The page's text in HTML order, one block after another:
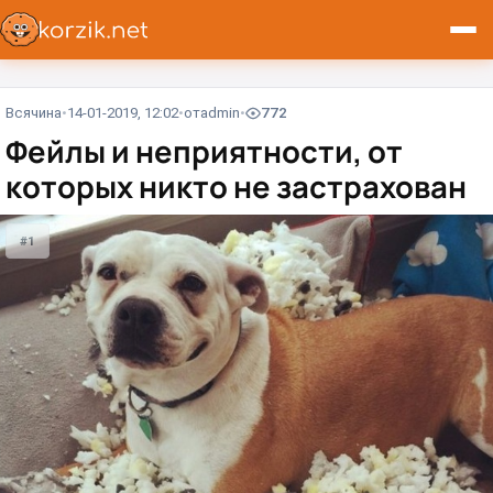
Всячина 14-01-2019, 12:02 отadmin 772
Фейлы и неприятности, от
которых никто не застрахован
#1